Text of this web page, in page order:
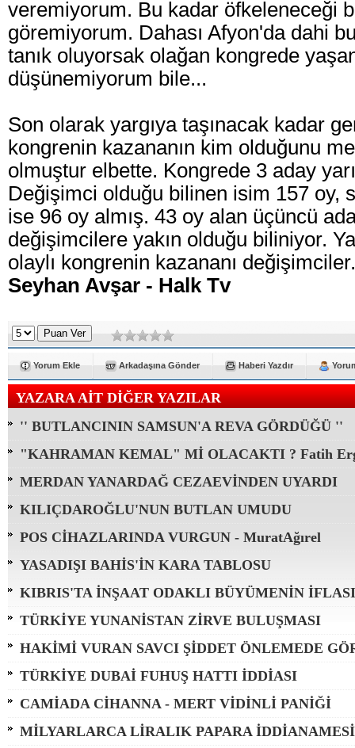
veremiyorum. Bu kadar öfkeleneceği
göremiyorum. Dahası Afyon'da dahi
tanık oluyorsak olağan kongrede
düşünemiyorum bile...
Son olarak yargıya taşınacak kadar
kongrenin kazananın kim olduğunu
olmuştur elbette. Kongrede 3 aday
Değişimci olduğu bilinen isim 157 oy,
ise 96 oy almış. 43 oy alan üçüncü
değişimcilere yakın olduğu biliniyor.
olaylı kongrenin kazananı
Seyhan Avşar - Halk Tv
Yorum Ekle Arkadaşına Gönder Haberi Yazdır
YAZARA AİT DİĞER YAZILAR
'' BUTLANCININ SAMSUN'A REVA GÖRDÜĞÜ ''
"KAHRAMAN KEMAL" Mİ OLACAKTI ? Fatih
MERDAN YANARDAĞ CEZAEVİNDEN UYARDI
KILIÇDAROĞLU'NUN BUTLAN UMUDU
POS CİHAZLARINDA VURGUN - MuratAğırel
YASADIŞI BAHİS'İN KARA TABLOSU
KIBRIS'TA İNŞAAT ODAKLI BÜYÜMENİN İFLASI
TÜRKİYE YUNANİSTAN ZİRVE BULUŞMASI
HAKİMİ VURAN SAVCI ŞİDDET ÖNLEMEDE
TÜRKİYE DUBAİ FUHUŞ HATTI İDDİASI
CAMİADA CİHANNA - MERT VİDİNLİ PANİĞİ
MİLYARLARCA LİRALIK PAPARA İDDİANAMESİ